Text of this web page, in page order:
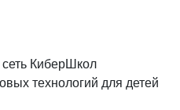
КиберШкол
технологий для детей